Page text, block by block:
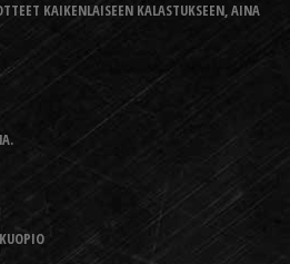
KAIKENLAISEEN KALASTUKSEEN, AINA